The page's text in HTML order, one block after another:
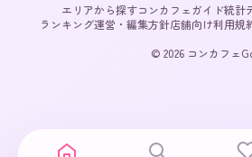
エリアから探すコンカフェガイド統計
ランキング運営・編集方針店舗向け利用規
© 2026 コンカフェ